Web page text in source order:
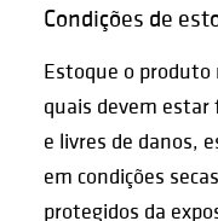
Condições de
Estoque o produto
quais devem estar
e livres de danos,
em condições
protegidos da